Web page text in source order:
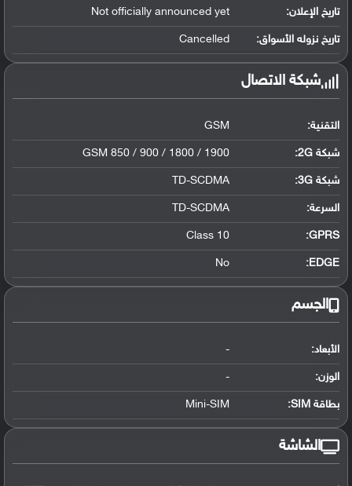
تاريخ الإعلان: Not officially announced yet
تاريخ نزوله الأسواق: Cancelled
شبكة الاتصال
التقنية: GSM
شبكة 2G: GSM 850 / 900 / 1800 / 1900
شبكة 3G :
TD-SCDMA
السرعة: TD-SCDMA
GPRS:
Class 10
EDGE:
No
الجسم
الأبعاد: -
الوزن: -
بطاقة SIM: Mini-SIM
الشاشة